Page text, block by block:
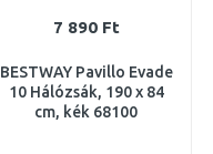
7 890 Ft
BESTWAY Pavillo Evade
10 Hálózsák, 190 x 84
cm, kék 68100